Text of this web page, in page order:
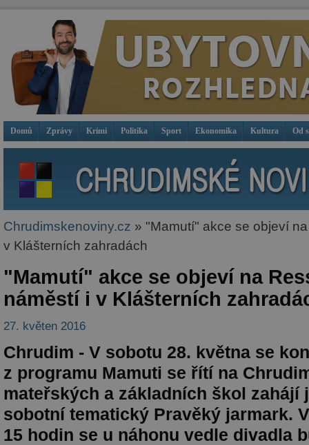
Domů Zprávy Krimi Politika Sport Ekonomika Kultura Od
Chrudimskenoviny.cz » "Mamutí" akce se objeví
v Klášterních zahradách
"Mamutí" akce se objeví na
náměstí i v Klášterních
27. květen 2016
Chrudim - V sobotu 28. května se
z programu Mamuti se řítí na
mateřských a základních škol zahájí
sobotní tematický Pravěký jarmark.
15 hodin se u náhonu vedle divadla